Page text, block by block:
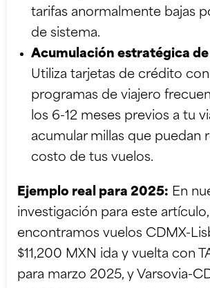
tarifas anormalmente bajas
de sistema.
Acumulación estratégica de
Utiliza tarjetas de crédito con
programas de viajero
los 6-12 meses previos a tu
acumular millas que puedan
costo de tus vuelos.
Ejemplo real para 2025: En
investigación para este artículo,
encontramos vuelos CDMX-
$11,200 MXN ida y vuelta con
para marzo 2025, y Varsovia-